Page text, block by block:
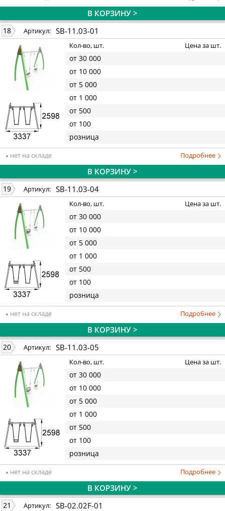
В КОРЗИНУ >
18 Артикул: SB-11.03-01
Кол-во, шт. Цена за шт.
от 30 000
от 10 000
от 5 000
от 1 000
от 500
от 100
розница
нет на складе Подробнее
В КОРЗИНУ >
19 Артикул: SB-11.03-04
Кол-во, шт. Цена за шт.
от 30 000
от 10 000
от 5 000
от 1 000
от 500
от 100
розница
нет на складе Подробнее
В КОРЗИНУ >
20 Артикул: SB-11.03-05
Кол-во, шт. Цена за шт.
от 30 000
от 10 000
от 5 000
от 1 000
от 500
от 100
розница
нет на складе Подробнее
В КОРЗИНУ >
21 Артикул: SB-02.02F-01